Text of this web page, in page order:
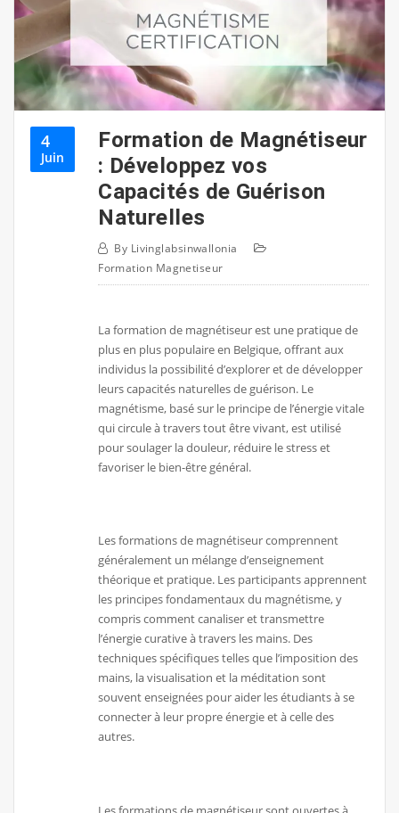
4
Juin
Formation de Magnétiseur
: Développez vos
Capacités de Guérison
Naturelles
By Livinglabsinwallonia
Formation Magnetiseur
La formation de magnétiseur est une pratique de
plus en plus populaire en Belgique, offrant aux
individus la possibilité d’explorer et de développer
leurs capacités naturelles de guérison. Le
magnétisme, basé sur le principe de l’énergie vitale
qui circule à travers tout être vivant, est utilisé
pour soulager la douleur, réduire le stress et
favoriser le bien-être général.
Les formations de magnétiseur comprennent
généralement un mélange d’enseignement
théorique et pratique. Les participants apprennent
les principes fondamentaux du magnétisme, y
compris comment canaliser et transmettre
l’énergie curative à travers les mains. Des
techniques spécifiques telles que l’imposition des
mains, la visualisation et la méditation sont
souvent enseignées pour aider les étudiants à se
connecter à leur propre énergie et à celle des
autres.